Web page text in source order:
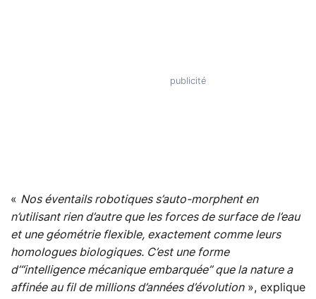
« Nos éventails robotiques s’auto-morphent en
n’utilisant rien d’autre que les forces de surface de l’eau
et une géométrie flexible, exactement comme leurs
homologues biologiques. C’est une forme
d’“intelligence mécanique embarquée” que la nature a
affinée au fil de millions d’années d’évolution», explique